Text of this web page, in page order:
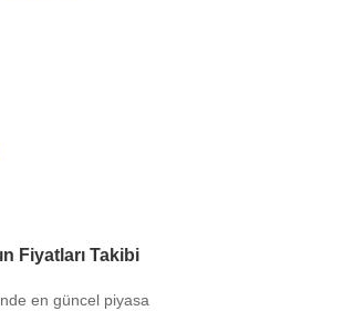
Fiyatları Takibi
en güncel piyasa